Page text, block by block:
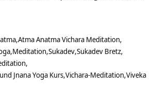
atma Atma Anatma Vichara Meditation
Meditation Sukadev Sukadev Bretz
Jnana Yoga Kurs Vichara-Meditation Viveka